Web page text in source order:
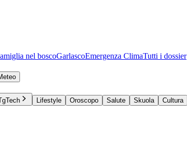
nel boscoGarlascoEmergenza ClimaTutti i dossier
Lifestyle Oroscopo Salute Skuola Cultura